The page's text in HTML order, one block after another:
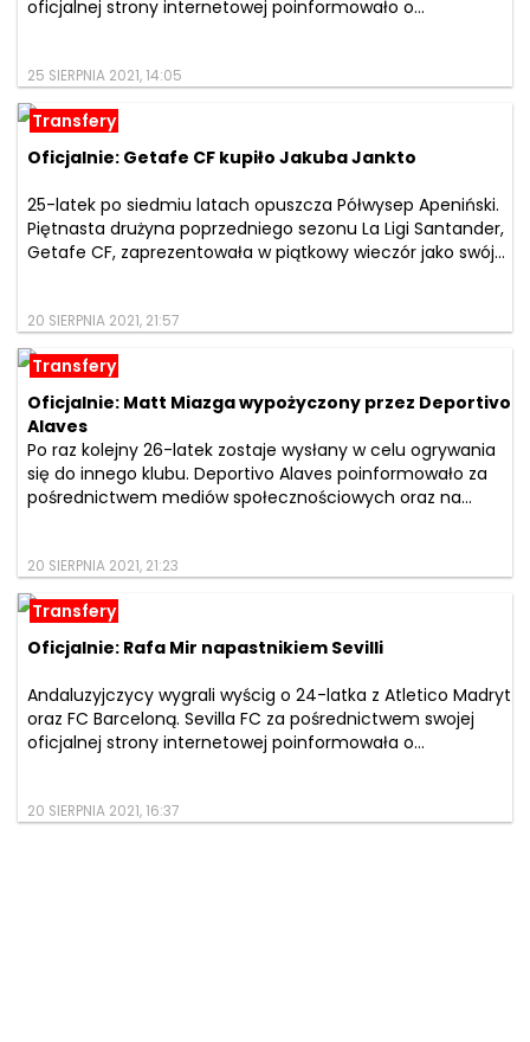
oficjalnej strony internetowej poinformowało o...
25 SIERPNIA 2021, 14:05
Transfery
Oficjalnie: Getafe CF kupiło Jakuba Jankto
25-latek po siedmiu latach opuszcza Półwysep Apeniński.
Piętnasta drużyna poprzedniego sezonu La Ligi Santander,
Getafe CF, zaprezentowała w piątkowy wieczór jako swój...
20 SIERPNIA 2021, 21:57
Transfery
Oficjalnie: Matt Miazga wypożyczony przez Deportivo
Alaves
Po raz kolejny 26-latek zostaje wysłany w celu ogrywania
się do innego klubu. Deportivo Alaves poinformowało za
pośrednictwem mediów społecznościowych oraz na...
20 SIERPNIA 2021, 21:23
Transfery
Oficjalnie: Rafa Mir napastnikiem Sevilli
Andaluzyjczycy wygrali wyścig o 24-latka z Atletico Madryt
oraz FC Barceloną. Sevilla FC za pośrednictwem swojej
oficjalnej strony internetowej poinformowała o...
20 SIERPNIA 2021, 16:37